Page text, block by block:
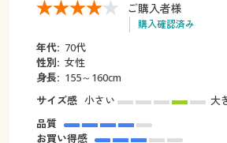
ご購入者様
購入確認済み
年代: 70代
性別: 女性
身長: 155～160cm
サイズ感 小さい
大
品質
お買い得感